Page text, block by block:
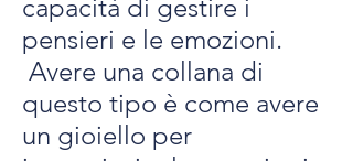
capacità di gestire i
pensieri e le emozioni.
Avere una collana di
questo tipo è come avere
un gioiello per